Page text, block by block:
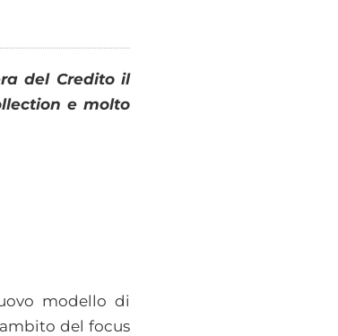
del Credito il
e molto
modello di
del focus